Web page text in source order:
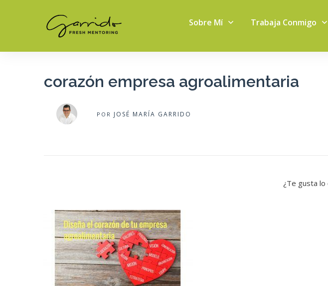
Sobre Mí Trabaja Conmigo
corazón empresa agroalimentaria
POR JOSÉ MARÍA GARRIDO
¿Te gusta